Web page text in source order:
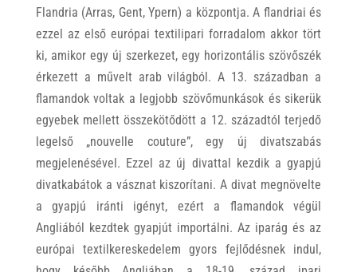
Flandria (Arras, Gent, Ypern) a központja. A flandriai és
ezzel az első európai textilipari forradalom akkor tört
ki, amikor egy új szerkezet, egy horizontális szövőszék
érkezett a művelt arab világból. A 13. században a
flamandok voltak a legjobb szövőmunkások és sikerük
egyebek mellett összekötődött a 12. századtól terjedő
legelső „nouvelle couture”, egy új divatszabás
megjelenésével. Ezzel az új divattal kezdik a gyapjú
divatkabátok a vásznat kiszorítani. A divat megnövelte
a gyapjú iránti igényt, ezért a flamandok végül
Angliából kezdtek gyapjút importálni. Az iparág és az
európai textilkereskedelem gyors fejlődésnek indul,